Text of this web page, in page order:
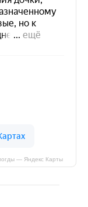
— Яндекс Карты